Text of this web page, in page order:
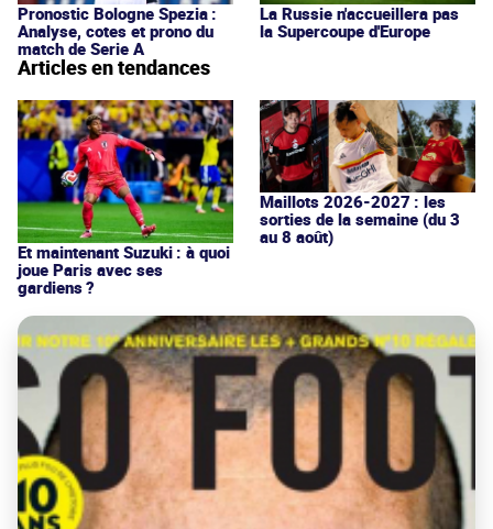
Pronostic Bologne Spezia :
Analyse, cotes et prono du
match de Serie A
La Russie n'accueillera pas
la Supercoupe d'Europe
Articles en tendances
Et maintenant Suzuki : à quoi
joue Paris avec ses
gardiens ?
Maillots 2026-2027 : les
sorties de la semaine (du 3
au 8 août)